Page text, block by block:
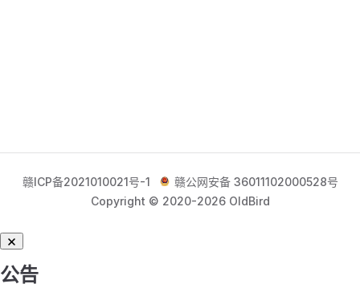
赣ICP备2021010021号-1
赣公网安备 36011102000528号
Copyright © 2020-2026 OldBird
公告